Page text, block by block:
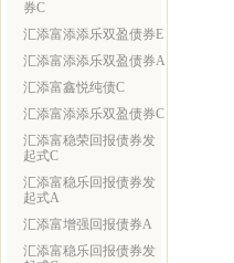
券C
汇添富添添乐双盈债券E
汇添富添添乐双盈债券A
汇添富鑫悦纯债C
汇添富添添乐双盈债券C
汇添富稳荣回报债券发
起式C
汇添富稳乐回报债券发
起式A
汇添富增强回报债券A
汇添富稳乐回报债券发